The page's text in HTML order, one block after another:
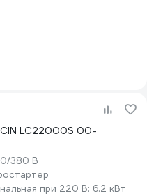
LC22000S 00-
380 В
при 220 В: 6.2 кВт